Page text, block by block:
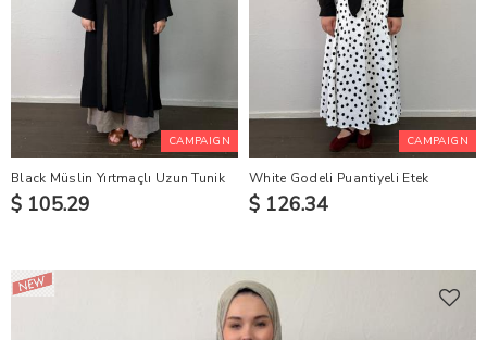
CAMPAIGN
Black Müslin Yırtmaçlı Uzun Tunik
$ 105.29
CAMPAIGN
White Godeli Puantiyeli Etek
$ 126.34